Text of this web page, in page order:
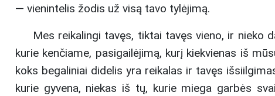
— vienintelis žodis už visą tavo tylėjimą.
Mes reikalingi tavęs, tiktai tavęs vieno, ir nieko
kurie kenčiame, pasigailėjimą, kurį kiekvienas iš
koks begaliniai didelis yra reikalas ir tavęs
kurie gyvena, niekas iš tų, kurie miega garbės